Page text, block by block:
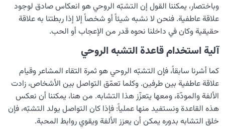
وباختصار، يمكننا القول إن التشبّه الروحي هو انعكاس صادق لوجود
علاقة عاطفية. فنحن لا نشبه شيئاً أو شخصاً إلا إذا ربطتنا به علاقة
حقيقية وكان في داخلنا نحوه قدر من الإعجاب أو الحب.
آلية استخدام قاعدة التشبه الروحي
كما أشرنا سابقاً، فإن التشبّه الروحي هو ثمرة التقاء المشاعر وقيام
علاقة عاطفية بين طرفين. وكلما تعمّق التواصل بين الأشخاص، زادت
الألفة والمودّة، ومعها يتعزّز هذا التشابه. من هنا، يمكننا أن نعكس
هذه القاعدة ونستفيد منها عملياً: فإذا كان التواصل يولد التشبّه، فإن
خلق التشابه بدوره يمكن أن يعزز الألفة ويقوي روابط المحبة.